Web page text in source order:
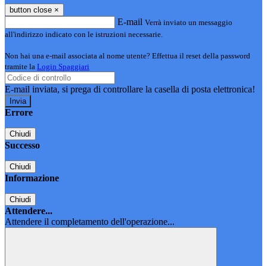
button close ×
E-mail Verrà inviato un messaggio
all'indirizzo indicato con le istruzioni necessarie.
Non hai una e-mail associata al nome utente? Effettua il reset della password
tramite la Login Spaggiari
E-mail inviata, si prega di controllare la casella di posta elettronica!
Errore
Chiudi
Successo
Chiudi
Informazione
Chiudi
Attendere...
Attendere il completamento dell'operazione...